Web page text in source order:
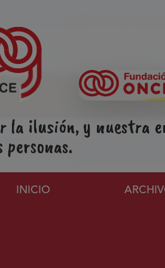
la ilusión, y nuestra
INICIO